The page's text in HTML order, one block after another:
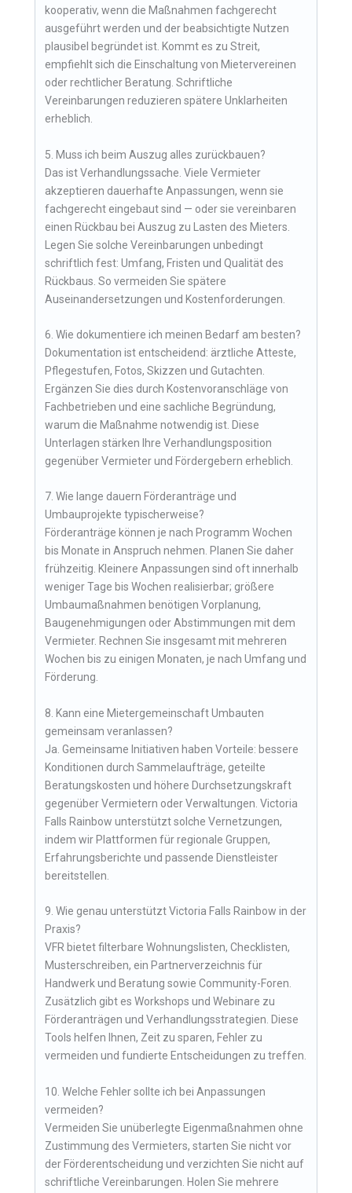
kooperativ, wenn die Maßnahmen fachgerecht
ausgeführt werden und der beabsichtigte Nutzen
plausibel begründet ist. Kommt es zu Streit,
empfiehlt sich die Einschaltung von Mietervereinen
oder rechtlicher Beratung. Schriftliche
Vereinbarungen reduzieren spätere Unklarheiten
erheblich.
5. Muss ich beim Auszug alles zurückbauen?
Das ist Verhandlungssache. Viele Vermieter
akzeptieren dauerhafte Anpassungen, wenn sie
fachgerecht eingebaut sind — oder sie vereinbaren
einen Rückbau bei Auszug zu Lasten des Mieters.
Legen Sie solche Vereinbarungen unbedingt
schriftlich fest: Umfang, Fristen und Qualität des
Rückbaus. So vermeiden Sie spätere
Auseinandersetzungen und Kostenforderungen.
6. Wie dokumentiere ich meinen Bedarf am besten?
Dokumentation ist entscheidend: ärztliche Atteste,
Pflegestufen, Fotos, Skizzen und Gutachten.
Ergänzen Sie dies durch Kostenvoranschläge von
Fachbetrieben und eine sachliche Begründung,
warum die Maßnahme notwendig ist. Diese
Unterlagen stärken Ihre Verhandlungsposition
gegenüber Vermieter und Fördergebern erheblich.
7. Wie lange dauern Förderanträge und
Umbauprojekte typischerweise?
Förderanträge können je nach Programm Wochen
bis Monate in Anspruch nehmen. Planen Sie daher
frühzeitig. Kleinere Anpassungen sind oft innerhalb
weniger Tage bis Wochen realisierbar; größere
Umbaumaßnahmen benötigen Vorplanung,
Baugenehmigungen oder Abstimmungen mit dem
Vermieter. Rechnen Sie insgesamt mit mehreren
Wochen bis zu einigen Monaten, je nach Umfang und
Förderung.
8. Kann eine Mietergemeinschaft Umbauten
gemeinsam veranlassen?
Ja. Gemeinsame Initiativen haben Vorteile: bessere
Konditionen durch Sammelaufträge, geteilte
Beratungskosten und höhere Durchsetzungskraft
gegenüber Vermietern oder Verwaltungen. Victoria
Falls Rainbow unterstützt solche Vernetzungen,
indem wir Plattformen für regionale Gruppen,
Erfahrungsberichte und passende Dienstleister
bereitstellen.
9. Wie genau unterstützt Victoria Falls Rainbow in der
Praxis?
VFR bietet filterbare Wohnungslisten, Checklisten,
Musterschreiben, ein Partnerverzeichnis für
Handwerk und Beratung sowie Community-Foren.
Zusätzlich gibt es Workshops und Webinare zu
Förderanträgen und Verhandlungsstrategien. Diese
Tools helfen Ihnen, Zeit zu sparen, Fehler zu
vermeiden und fundierte Entscheidungen zu treffen.
10. Welche Fehler sollte ich bei Anpassungen
vermeiden?
Vermeiden Sie unüberlegte Eigenmaßnahmen ohne
Zustimmung des Vermieters, starten Sie nicht vor
der Förderentscheidung und verzichten Sie nicht auf
schriftliche Vereinbarungen. Holen Sie mehrere